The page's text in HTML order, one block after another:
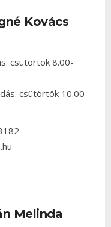
Kovács
csütörtök 8.00-
csütörtök 10.00-
Melinda